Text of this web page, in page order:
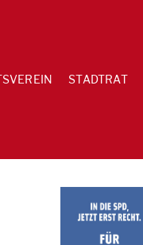
STADTRAT